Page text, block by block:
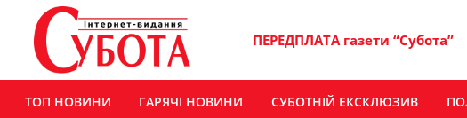
ПЕРЕДПЛАТА газети “Субота”
ТОП НОВИНИ ГАРЯЧІ НОВИНИ СУБОТНІЙ ЕКСКЛЮЗИВ